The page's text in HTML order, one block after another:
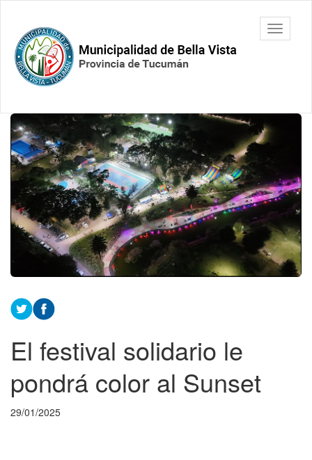
contenido
principal
Municipalidad
de Bella
Vista.
Tucumán
barra
Contenido
principal
El festival solidario le
pondrá color al Sunset
29/01/2025